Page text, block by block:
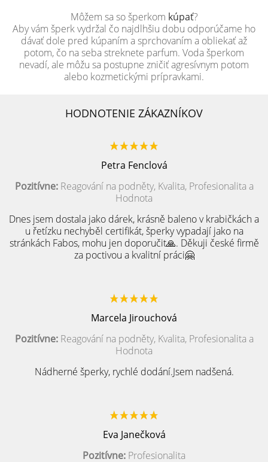
Môžem sa so šperkom kúpať?
Aby vám šperk vydržal čo najdlhšiu dobu odporúčame ho
dávať dole pred kúpaním a sprchovaním a obliekať až
potom, čo na seba streknete parfum. Voda šperkom
nevadí, ale môžu sa postupne zničiť agresívnym potom
alebo kozmetickými prípravkami.
HODNOTENIE ZÁKAZNÍKOV
Petra Fenclová
Pozitívne:Reagování na podněty, Kvalita, Profesionalita a
Hodnota
Dnes jsem dostala jako dárek, krásně baleno v krabičkách a
u řetízku nechyběl certifikát, šperky vypadají jako na
stránkách Fabos, mohu jen doporučit🙏. Děkuji české firmě
za poctivou a kvalitní práci🤗
Marcela Jirouchová
Pozitívne:Reagování na podněty, Kvalita, Profesionalita a
Hodnota
Nádherné šperky, rychlé dodání.Jsem nadšená.
Eva Janečková
Pozitívne: Profesionalita